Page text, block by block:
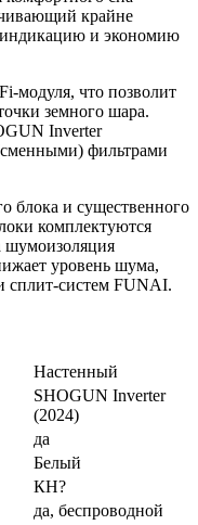
крайне
и экономию
модуля, что позволит
земного шара.
Inverter
фильтрами
блока и существенного
комплектуются
шумоизоляция
уровень шума,
сплит-систем FUNAI.
Настенный
SHOGUN Inverter
(2024)
да
Белый
КН?
да, беспроводной